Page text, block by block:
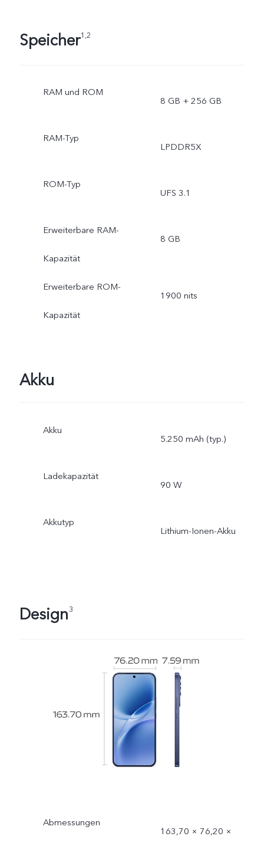
Speicher1,2
RAM und ROM
8 GB + 256 GB
RAM-Typ
LPDDR5X
ROM-Typ
UFS 3.1
Erweiterbare RAM-
Kapazität
8 GB
Erweiterbare ROM-
Kapazität
1900 nits
Akku
Akku
5.250 mAh (typ.)
Ladekapazität
90 W
Akkutyp
Lithium-Ionen-Akku
Design3
Abmessungen
163,70 × 76,20 ×